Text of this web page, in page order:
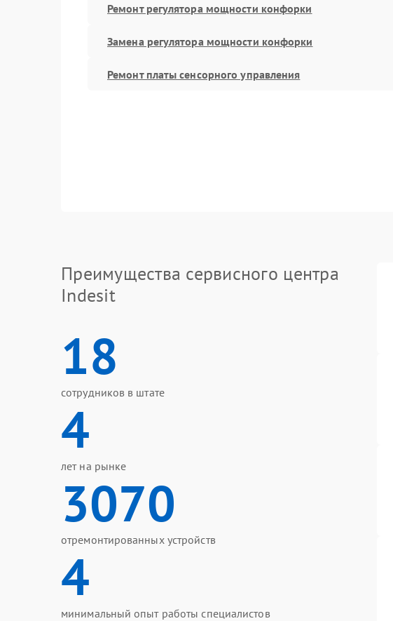
Ремонт регулятора мощности конфорки
Замена регулятора мощности конфорки
Ремонт платы сенсорного управления
Преимущества сервисного центра
Indesit
18
сотрудников в штате
4
лет на рынке
3070
отремонтированных устройств
4
минимальный опыт работы специалистов